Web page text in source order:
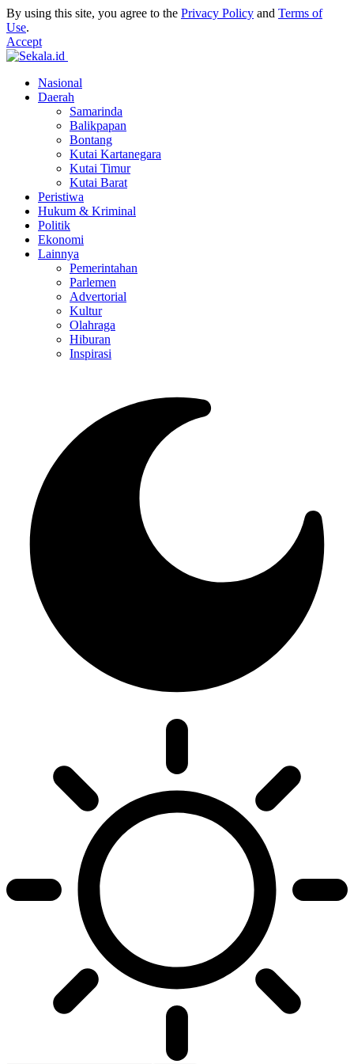
By using this site, you agree to the Privacy Policy and Terms of
Use.
Accept
Nasional
Daerah
Samarinda
Balikpapan
Bontang
Kutai Kartanegara
Kutai Timur
Kutai Barat
Peristiwa
Hukum & Kriminal
Politik
Ekonomi
Lainnya
Pemerintahan
Parlemen
Advertorial
Kultur
Olahraga
Hiburan
Inspirasi